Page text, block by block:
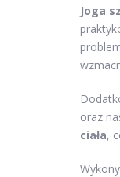
Joga
oraz
ciała,